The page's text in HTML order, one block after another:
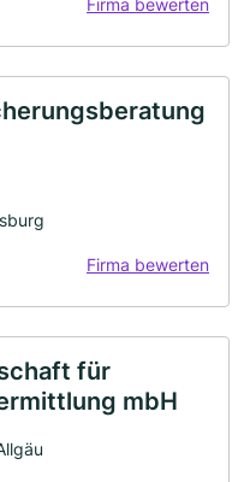
Firma bewerten
für
mbH